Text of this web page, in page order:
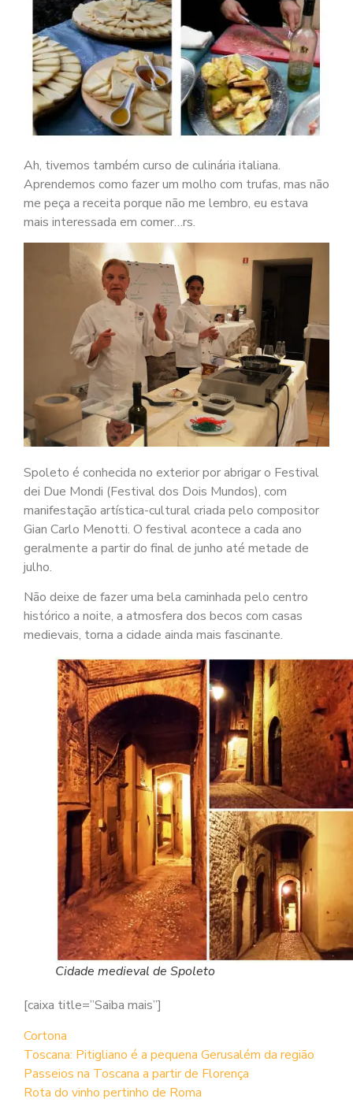
Ah, tivemos também curso de culinária italiana.
Aprendemos como fazer um molho com trufas, mas não
me peça a receita porque não me lembro, eu estava
mais interessada em comer…rs.
Spoleto é conhecida no exterior por abrigar o Festival
dei Due Mondi (Festival dos Dois Mundos), com
manifestação artística-cultural criada pelo compositor
Gian Carlo Menotti. O festival acontece a cada ano
geralmente a partir do final de junho até metade de
julho.
Não deixe de fazer uma bela caminhada pelo centro
histórico a noite, a atmosfera dos becos com casas
medievais, torna a cidade ainda mais fascinante.
Cidade medieval de Spoleto
[caixa title=”Saiba mais”]
Cortona
Toscana: Pitigliano é a pequena Gerusalém da região
Passeios na Toscana a partir de Florença
Rota do vinho pertinho de Roma